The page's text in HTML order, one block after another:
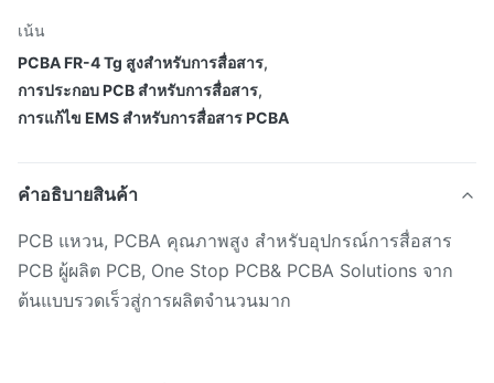
เน้น
PCBA FR-4 Tg สูงสําหรับการสื่อสาร,
การประกอบ PCB สําหรับการสื่อสาร,
การแก้ไข EMS สําหรับการสื่อสาร PCBA
คําอธิบายสินค้า
PCB แหวน, PCBA คุณภาพสูง สําหรับอุปกรณ์การสื่อสาร
PCB ผู้ผลิต PCB, One Stop PCB& PCBA Solutions จาก
ต้นแบบรวดเร็วสู่การผลิตจํานวนมาก